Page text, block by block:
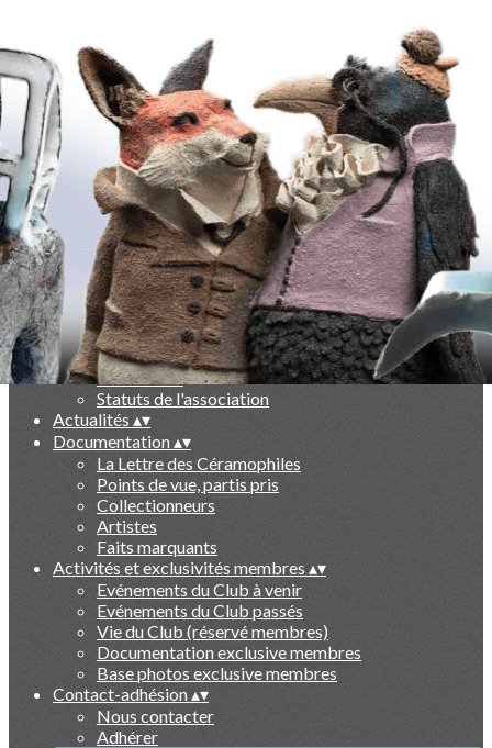
Exporter toutes les colonnes
Exporter uniquement les colonnes affichées
Menu
Ajoutez un logo, un bouton, des réseaux sociaux
Cliquez pour éditer
-
Qui sommes nous ?▴▾
Présentation
Le livre des 10 ans
Partenaires
Statuts de l'association
Actualités ▴▾
Documentation▴▾
La Lettre des Céramophiles
Points de vue, partis pris
Collectionneurs
Artistes
Faits marquants
Activités et exclusivités membres ▴▾
Evénements du Club à venir
Evénements du Club passés
Vie du Club (réservé membres)
Documentation exclusive membres
Base photos exclusive membres
Contact-adhésion▴▾
Nous contacter
Adhérer